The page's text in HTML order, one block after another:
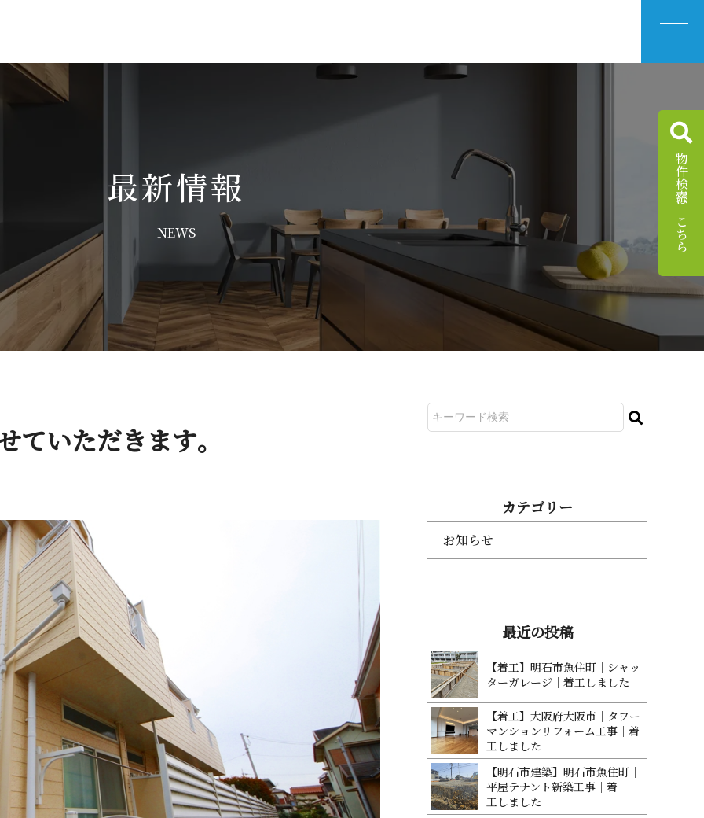
最 新 情 報
N E W S
いただ き ま す 。
カ テ ゴ リ ー
お知らせ
最 近 の 投 稿
【着工】明石市魚住町｜シャッ
ターガレージ｜着工 し ま し た
【着工】大阪府大阪市｜タワー
マンションリフォーム工事｜着
工 し ま し た
【明石市建築】明石市魚住町｜
平屋テナント新築工事｜着
工 し ま し た
物件検索はこちら